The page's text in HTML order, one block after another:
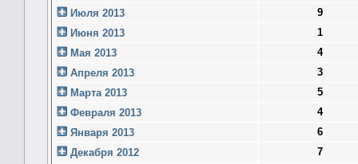
Июля 2013
9
Июня 2013
1
Мая 2013
4
Апреля 2013
3
Марта 2013
5
Февраля 2013
4
Января 2013
6
Декабря 2012
7